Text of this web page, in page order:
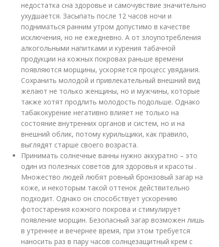
недостатка сна здоровье и самочувствие значительно
ухудшается. Засыпать после 12 часов ночи и
подниматься ранним утром допустимо в качестве
исключения, но не ежедневно. А от злоупотребления
алкогольными напитками и курения табачной
продукции на кожных покровах раньше времени
появляются морщины, ускоряется процесс увядания.
Сохранить молодой и привлекательный внешний вид
желают не только женщины, но и мужчины, которые
также хотят продлить молодость подольше. Однако
табакокурение негативно влияет не только на
состояние внутренних органов и систем, но и на
внешний облик, потому курильщики, как правило,
выглядят старше своего возраста.
Принимать солнечные ванны нужно аккуратно – это
один из полезных советов для здоровья и красоты .
Множество людей любят ровный бронзовый загар на
коже, и некоторым такой оттенок действительно
подходит. Однако он способствует ускорению
фотостарения кожного покрова и стимулирует
появление морщин. Безопасный загар возможен лишь
в утреннее и вечернее время, при этом требуется
наносить раз в пару часов солнцезащитный крем с